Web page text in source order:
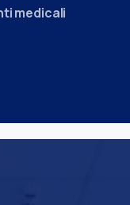
medicali